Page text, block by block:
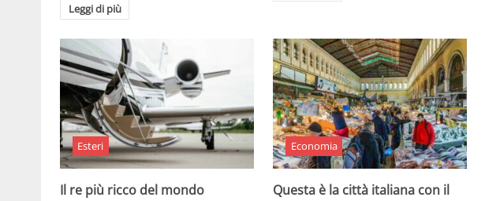
Leggi di più
Esteri
Il re più ricco del mondo
Economia
Questa è la città italiana con il